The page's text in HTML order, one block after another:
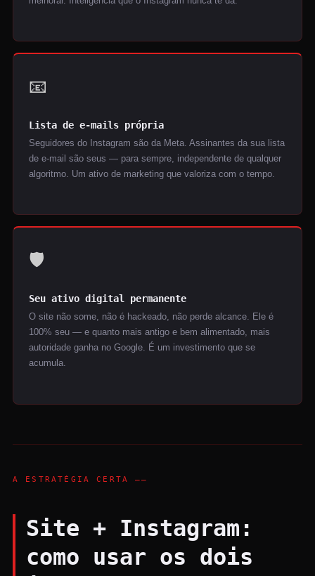
📧
Lista de e-mails própria
Seguidores do Instagram são da Meta. Assinantes da sua lista
de e-mail são seus — para sempre, independente de qualquer
algoritmo. Um ativo de marketing que valoriza com o tempo.
🛡️
Seu ativo digital permanente
O site não some, não é hackeado, não perde alcance. Ele é
100% seu — e quanto mais antigo e bem alimentado, mais
autoridade ganha no Google. É um investimento que se
acumula.
A ESTRATÉGIA CERTA ——
Site + Instagram:
como usar os dois